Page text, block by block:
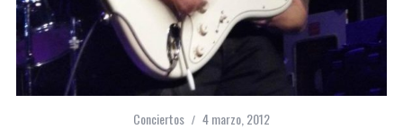
Conciertos 4 marzo, 2012